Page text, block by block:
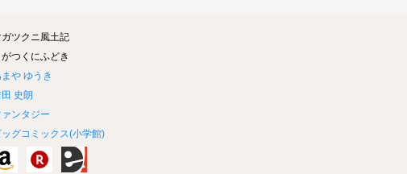
ガツクニ風土記
がつくにふどき
や ゆうき
史朗
ァンタジー
ッグコミックス(小学館)